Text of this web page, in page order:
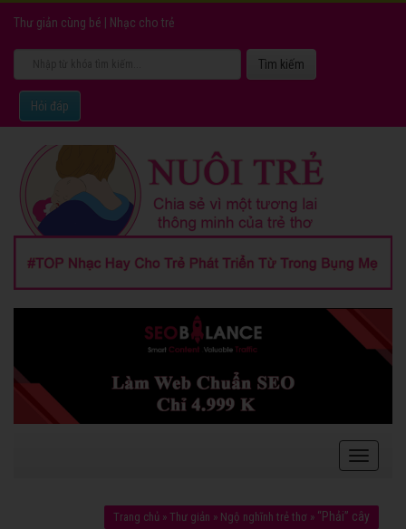
Thư giản cùng bé Nhạc cho trẻ
Hỏi đáp
Trang chủ » Thư giản » Ngộ nghĩnh trẻ thơ » “Phải” cây